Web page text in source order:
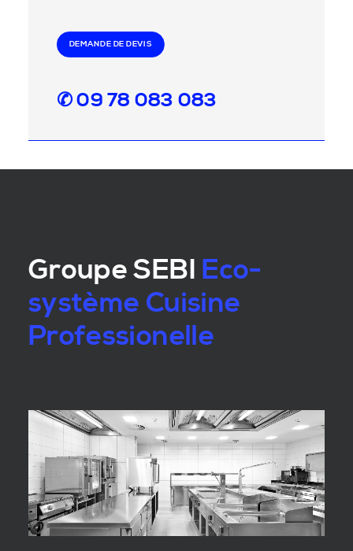
DEMANDE DE DEVIS
✆ 09 78 083 083
Groupe SEBI Eco-
système Cuisine
Professionelle